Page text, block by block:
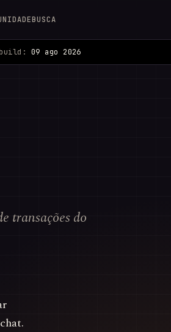
BUSCA
build: 09 ago 2026
transações do